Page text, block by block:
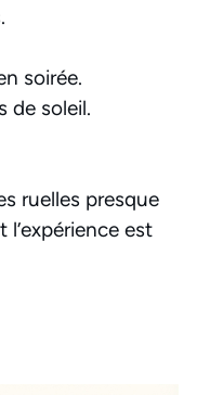
soirée.
de soleil.
ruelles presque
est